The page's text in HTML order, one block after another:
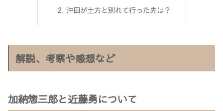
沖田が土方と別れて行った先は？
解説、考察や感想など
加納惣三郎と近藤勇について